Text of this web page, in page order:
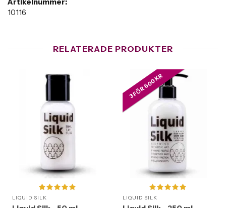
10116
RELATERADE PRODUKTER
LIQUID SILK
3 FÖR 600 KR
LIQUID SILK